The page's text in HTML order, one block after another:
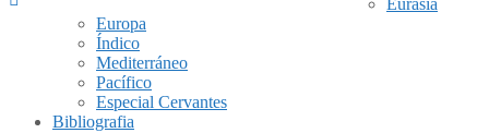
Eurasia
Europa
Índico
Mediterráneo
Pacífico
Especial Cervantes
Bibliografia